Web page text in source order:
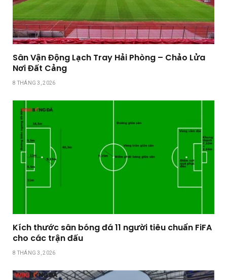
Sân Vận Động Lạch Tray Hải Phòng – Chảo Lửa
Nơi Đất Cảng
8 THÁNG 3, 2026
Kích thước sân bóng đá 11 người tiêu chuẩn FiFA
cho các trận đấu
8 THÁNG 3, 2026